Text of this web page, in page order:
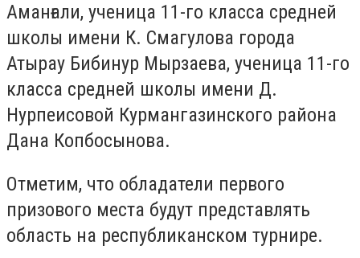
Аманғали, ученица 11-го класса средней
школы имени К. Смагулова города
Атырау Бибинур Мырзаева, ученица 11-го
класса средней школы имени Д.
Нурпеисовой Курмангазинского района
Дана Копбосынова.
Отметим, что обладатели первого
призового места будут представлять
область на республиканском турнире.